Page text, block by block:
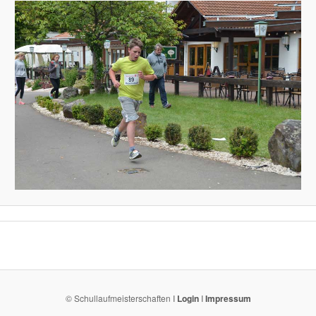
© Schullaufmeisterschaften I LoginIImpressum